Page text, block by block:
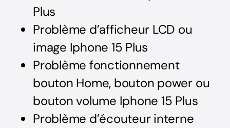
Plus
Problème d’afficheur LCD ou
image Iphone 15 Plus
Problème fonctionnement
bouton Home, bouton power ou
bouton volume Iphone 15 Plus
Problème d’écouteur interne